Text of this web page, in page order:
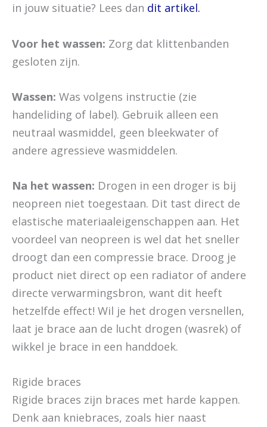
in jouw situatie? Lees dan dit artikel.
Voor het wassen: Zorg dat klittenbanden
gesloten zijn.
Wassen: Was volgens instructie (zie
handeliding of label). Gebruik alleen een
neutraal wasmiddel, geen bleekwater of
andere agressieve wasmiddelen.
Na het wassen: Drogen in een droger is bij
neopreen niet toegestaan. Dit tast direct de
elastische materiaaleigenschappen aan. Het
voordeel van neopreen is wel dat het sneller
droogt dan een compressie brace. Droog je
product niet direct op een radiator of andere
directe verwarmingsbron, want dit heeft
hetzelfde effect! Wil je het drogen versnellen,
laat je brace aan de lucht drogen (wasrek) of
wikkel je brace in een handdoek.
Rigide braces
Rigide braces zijn braces met harde kappen.
Denk aan kniebraces, zoals hier naast